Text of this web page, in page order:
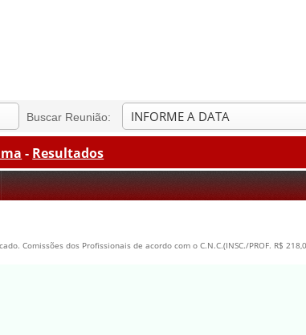
Buscar Reunião:
- Resultados
Comissões dos Profissionais de acordo com o C.N.C.(INSC./PROF. R$